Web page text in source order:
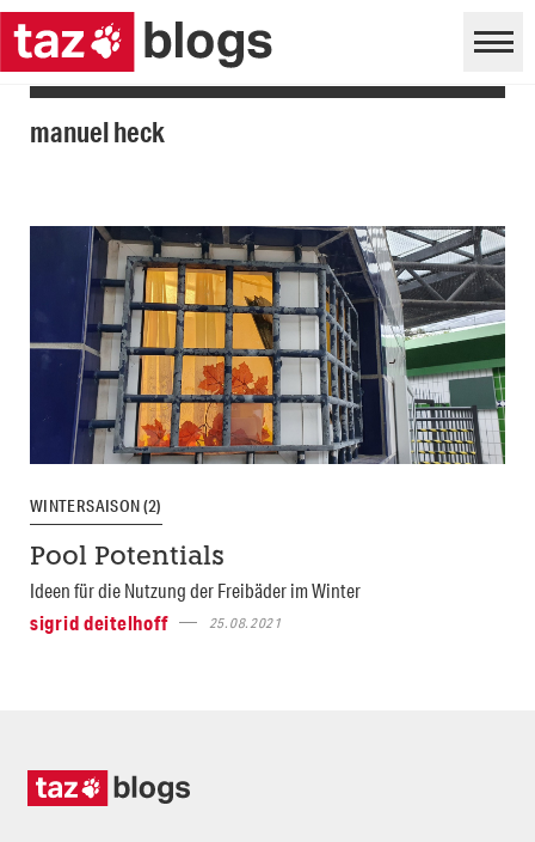
manuel heck
WINTERSAISON (2)
Pool Potentials
Ideen für die Nutzung der Freibäder im Winter
sigrid deitelhoff
25.08.2021